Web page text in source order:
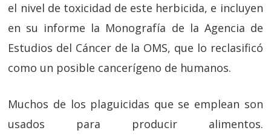
el nivel de toxicidad de este herbicida, e incluyen
en su informe la Monografía de la Agencia de
Estudios del Cáncer de la OMS, que lo reclasificó
como un posible cancerígeno de humanos.
Muchos de los plaguicidas que se emplean son
usados para producir alimentos.